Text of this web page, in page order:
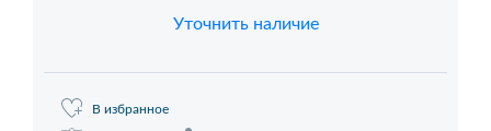
Уточнить наличие
В избранное